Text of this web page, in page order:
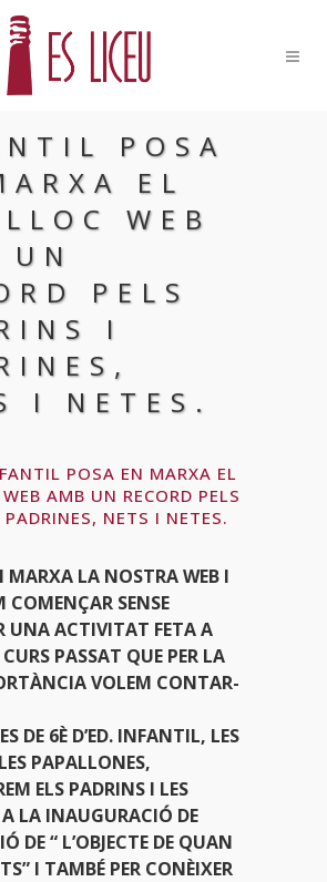
POSA
EL
WEB
PELS
I
I NETES.
POSA EN MARXA EL
AMB UN RECORD PELS
NETS I NETES.
MARXA LA NOSTRA WEB I
COMENÇAR SENSE
UNA ACTIVITAT FETA A
PASSAT QUE PER LA
VOLEM CONTAR-
DE 6È D’ED. INFANTIL, LES
PAPALLONES,
ELS PADRINS I LES
A LA INAUGURACIÓ DE
DE “ L’OBJECTE DE QUAN
I TAMBÉ PER CONÈIXER